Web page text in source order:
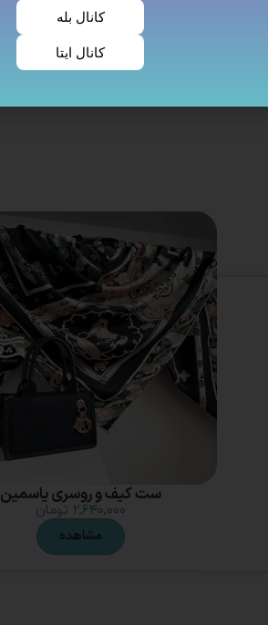
ست کیف و روسری یاسمین
۲,۶۴۰,۰۰۰ تومان
مشاهده
کانال بله
کانال ایتا